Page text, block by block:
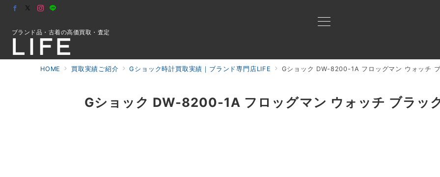
ブランド品・古着の高価買取・査定
HOME 買取実績ご紹介 Gショック時計買取実績｜ブランド専門店LIFE Gショック DW-8200-1A フロッグマン ウォッチ
Gショック DW-8200-1A フロッグマン ウォッチ ブラッ